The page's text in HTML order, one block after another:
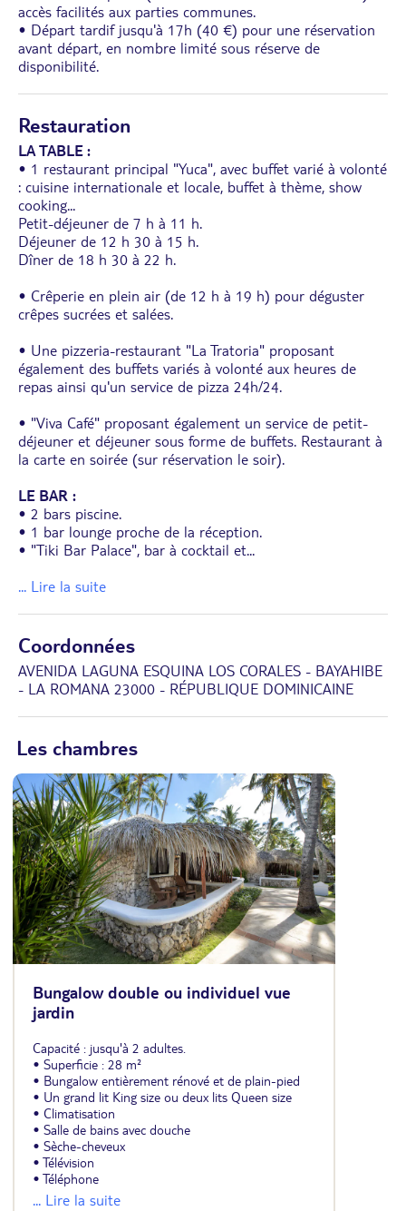
accès facilités aux parties communes.
• Départ tardif jusqu'à 17h (40 €) pour une réservation
avant départ, en nombre limité sous réserve de
disponibilité.
Restauration
LA TABLE :
• 1 restaurant principal "Yuca", avec buffet varié à volonté
: cuisine internationale et locale, buffet à thème, show
cooking...
Petit-déjeuner de 7 h à 11 h.
Déjeuner de 12 h 30 à 15 h.
Dîner de 18 h 30 à 22 h.
• Crêperie en plein air (de 12 h à 19 h) pour déguster
crêpes sucrées et salées.
• Une pizzeria-restaurant "La Tratoria" proposant
également des buffets variés à volonté aux heures de
repas ainsi qu'un service de pizza 24h/24.
• "Viva Café" proposant également un service de petit-
déjeuner et déjeuner sous forme de buffets. Restaurant à
la carte en soirée (sur réservation le soir).
LE BAR :
• 2 bars piscine.
• 1 bar lounge proche de la réception.
• "Tiki Bar Palace", bar à cocktail et...
... Lire la suite
Coordonnées
AVENIDA LAGUNA ESQUINA LOS CORALES - BAYAHIBE
- LA ROMANA 23000 - RÉPUBLIQUE DOMINICAINE
Les chambres
Bungalow double ou individuel vue
jardin
Capacité : jusqu'à 2 adultes.
• Superficie : 28 m²
• Bungalow entièrement rénové et de plain-pied
• Un grand lit King size ou deux lits Queen size
• Climatisation
• Salle de bains avec douche
• Sèche-cheveux
• Télévision
• Téléphone
• Mini-réfrigérateur
... Lire la suite